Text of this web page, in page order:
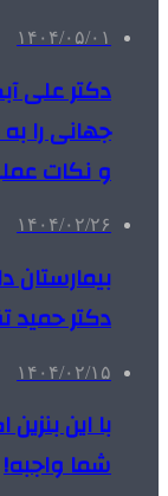
۱۴۰۴/۰۵/۰۱
دکتر علی
جهانی را
و نکات
۱۴۰۴/۰۲/۲۶
دکتر حمید
۱۴۰۴/۰۲/۱۵
با این
شما واجبه!